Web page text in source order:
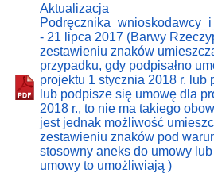
Aktualizacja
- 21 lipca 2017 (Barwy
zestawieniu znaków
przypadku, gdy podpisałno
projektu 1 stycznia 2018 r.
lub podpisze się umowę dla
2018 r., to nie ma takiego
jest jednak możliwość
zestawieniu znaków pod
stosowny aneks do umowy
umowy to umożliwiają )